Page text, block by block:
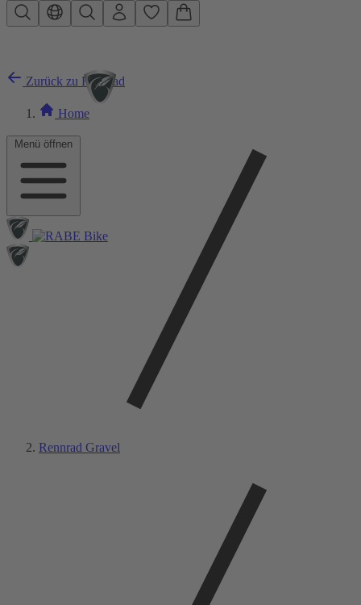
Zum Hauptinhalt springen
Menü öffnen
Zurück zu Rennrad
Home
Rennrad Gravel